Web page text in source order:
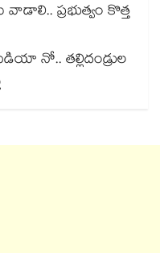
ప్రభుత్వం కొత్త
నో.. తల్లిదండ్రుల